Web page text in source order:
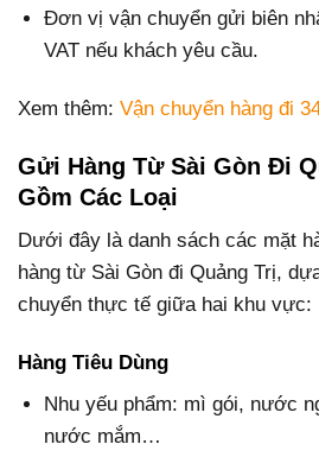
Đơn vị vận chuyển gửi biên
VAT nếu khách yêu cầu.
Xem thêm: Vận chuyển hàng đi
Gửi Hàng Từ Sài Gòn Đi
Gồm Các Loại
Dưới đây là danh sách các mặt
hàng từ Sài Gòn đi Quảng Trị,
chuyển thực tế giữa hai khu vực:
Hàng Tiêu Dùng
Nhu yếu phẩm: mì gói, nước
nước mắm…